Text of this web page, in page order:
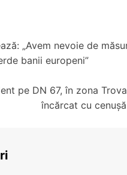
„Avem nevoie de
banii europeni”
pe DN 67, în zona
încărcat cu